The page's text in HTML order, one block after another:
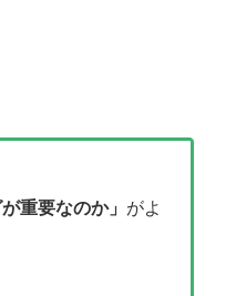
重要なのか」 がよ